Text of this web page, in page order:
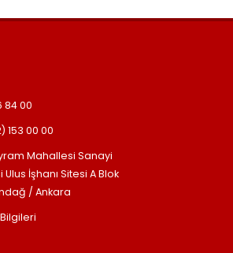
84 00
153 00 00
Mahallesi Sanayi
İşhanı Sitesi A Blok
/ Ankara